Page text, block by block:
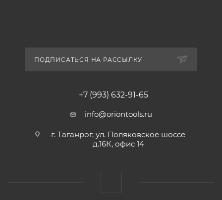
ПОДПИСАТЬСЯ НА РАССЫЛКУ
+7 (993) 632-91-65
info@oriontools.ru
г. Таганрог, ул. Поляковское шоссе
д.16К, офис 14